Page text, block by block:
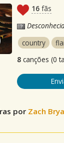
16 fãs
country
8 canções (0
por Zach